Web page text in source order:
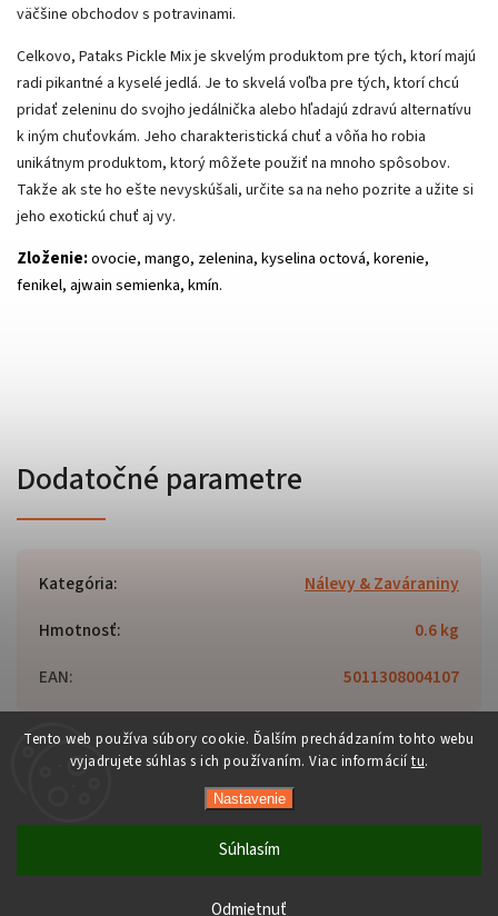
Tento web používa súbory cookie. Ďalším prechádzaním tohto webu
vyjadrujete súhlas s ich používaním. Viac informácií tu.
Nastavenie
Odmietnuť
Súhlasím
Počas horúcich dní neodporúčame doručenie do ParcelBoxov.
Produkty citlivé na vysoké teploty nemusia byť pri prevzatí v
väčšine obchodov s potravinami.
Celkovo, Pataks Pickle Mix je skvelým produktom pre tých, ktorí majú
radi pikantné a kyselé jedlá. Je to skvelá voľba pre tých, ktorí chcú
pridať zeleninu do svojho jedálnička alebo hľadajú zdravú alternatívu
k iným chuťovkám. Jeho charakteristická chuť a vôňa ho robia
unikátnym produktom, ktorý môžete použiť na mnoho spôsobov.
Takže ak ste ho ešte nevyskúšali, určite sa na neho pozrite a užite si
jeho exotickú chuť aj vy.
Zloženie:ovocie, mango, zelenina, kyselina octová, korenie,
fenikel, ajwain semienka, kmín.
Dodatočné parametre
Kategória:
Nálevy & Zaváraniny
Hmotnosť:
0.6 kg
EAN: 5011308004107
Orient-Food.sk. Všetky práva vyhradené.
Upraviť nastavenie cookies
Shoptet | Design